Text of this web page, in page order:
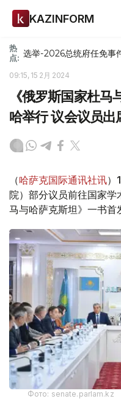
KAZINFORM
热
点: 选举-2026总统府任免事
09:15, 15 2月 2024
《俄罗斯国家杜
哈举行 议会议员出
（哈萨克国际通讯社讯）
院）部分议员前往国家
马与哈萨克斯坦》一书首
Фото: senate.parlam.kz